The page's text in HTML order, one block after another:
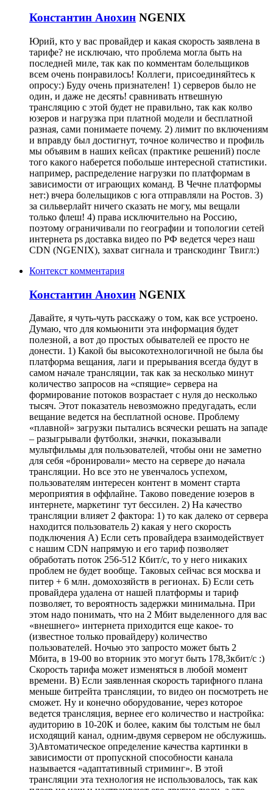
Константин Анохин NGENIX
Юрий, кто у вас провайдер и какая скорость заявлена в
тарифе? не исключаю, что проблема могла быть на
последней миле, так как по комментам болельщиков
всем очень понравилось! Коллеги, присоединяйтесь к
опросу:) Буду очень признателен! 1) серверов было не
один, и даже не десять! сравнивать нтвешную
трансляцию с этой будет не правильно, так как колво
юзеров и нагрузка при платной модели и бесплатной
разная, сами понимаете почему. 2) лимит по включениям
и вправду был достигнут, точное количество и профиль
мы объявим в наших кейсах (практике решений) после
того какого наберется побольше интересной статистики.
например, распределение нагрузки по платформам в
зависимости от играющих команд. В Чечне платформы
нет:) вчера болельщиков с юга отправляли на Ростов. 3)
за сильверлайт ничего сказать не могу, мы вещали
только флеш! 4) права исключительно на Россию,
поэтому ограничивали по географии и топологии сетей
интернета ps доставка видео по РФ ведется через наш
CDN (NGENIX), захват сигнала и транскодинг Твигл:)
Контекст комментария
Константин Анохин NGENIX
Давайте, я чуть-чуть расскажу о том, как все устроено.
Думаю, что для комьюнити эта информация будет
полезной, а вот до простых обывателей ее просто не
донести. 1) Какой бы высокотехнологичной не была бы
платформа вещания, лаги и прерывания всегда будут в
самом начале трансляции, так как за несколько минут
количество запросов на «спящие» сервера на
формирование потоков возрастает с нуля до несколько
тысяч. Этот показатель невозможно предугадать, если
вещание ведется на бесплатной основе. Проблему
«плавной» загрузки пытались всячески решать на западе
– разыгрывали футболки, значки, показывали
мультфильмы для пользователей, чтобы они не заметно
для себя «бронировали» место на сервере до начала
трансляции. Но все это не увенчалось успехом,
пользователям интересен контент в момент старта
мероприятия в оффлайне. Таково поведение юзеров в
интернете, маркетинг тут бессилен. 2) На качество
трансляции влияет 2 фактора: 1) то как далеко от сервера
находится пользователь 2) какая у него скорость
подключения А) Если сеть провайдера взаимодействует
с нашим CDN напрямую и его тариф позволяет
обработать поток 256-512 Кбит/с, то у него никаких
проблем не будет вообще. Таковых сейчас вся москва и
питер + 6 млн. домохозяйств в регионах. Б) Если сеть
провайдера удалена от нашей платформы и тариф
позволяет, то вероятность задержки минимальна. При
этом надо понимать, что на 2 Мбит выделенного для вас
«внешнего» интернета приходится еще какое- то
(известное только провайдеру) количество
пользователей. Ночью это запросто может быть 2
Мбита, в 19-00 во вторник это могут быть 178,3кбит/с :)
Скорость тарифа может изменяться в любой момент
времени. В) Если заявленная скорость тарифного плана
меньше битрейта трансляции, то видео он посмотреть не
сможет. Ну и конечно оборудование, через которое
ведется трансляция, вернее его количество и настройка:
аудиторию в 10-20К и более, каким бы толстым не был
исходящий канал, одним-двумя сервером не обслужишь.
3)Автоматическое определение качества картинки в
зависимости от пропускной способности канала
называется «адаптативный стриминг». В этой
трансляции эта технология не использовалось, так как